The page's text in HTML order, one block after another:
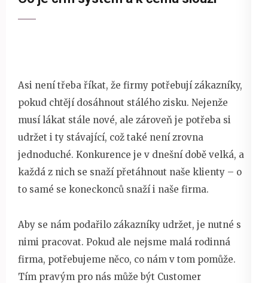
Asi není třeba říkat, že firmy potřebují zákazníky,
pokud chtějí dosáhnout stálého zisku. Nejenže
musí lákat stále nové, ale zároveň je potřeba si
udržet i ty stávající, což také není zrovna
jednoduché. Konkurence je v dnešní době velká, a
každá z nich se snaží přetáhnout naše klienty – o
to samé se koneckonců snaží i naše firma.
Aby se nám podařilo zákazníky udržet, je nutné s
nimi pracovat. Pokud ale nejsme malá rodinná
firma, potřebujeme něco, co nám v tom pomůže.
Tím pravým pro nás může být Customer